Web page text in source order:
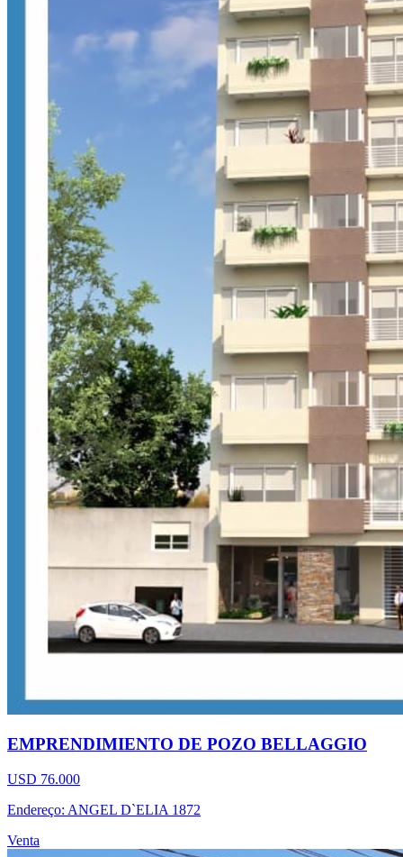
EMPRENDIMIENTO DE POZO BELLAGGIO
USD 76.000
Endereço: ANGEL D`ELIA 1872
Venta